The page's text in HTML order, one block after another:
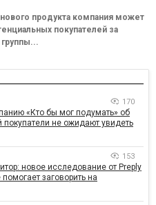
продукта компания может
покупателей за
170
«Кто бы мог подумать» об
покупатели не ожидают увидеть
153
новое исследование от Preply
заговорить на